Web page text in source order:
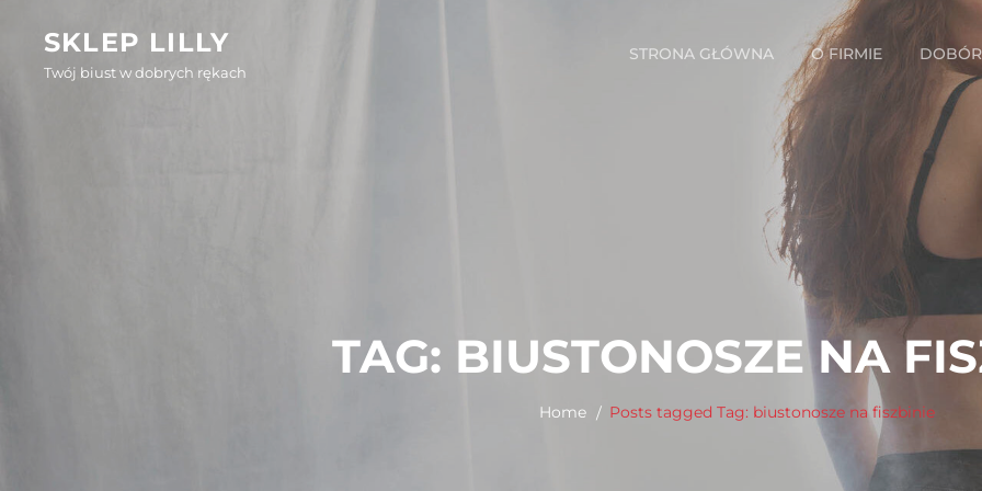
content
SKLEP LILLY
Twój biust w dobrych rękach
STRONA GŁÓWNA O FIRMIE
TAG: BIUSTONOSZE NA
Home Posts tagged Tag: biustonosze na fiszbinie